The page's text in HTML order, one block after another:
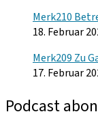
Merk210
18. Februar
Merk209 Zu
17. Februar
Podcast